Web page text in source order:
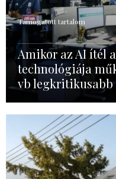
Támogatott tartalom
Amikor az AI ítél
technológiája
vb